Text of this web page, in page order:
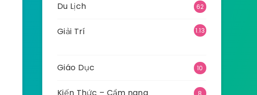
Du Lịch 62
Giải Trí
1.13
Giáo Dục 10
8